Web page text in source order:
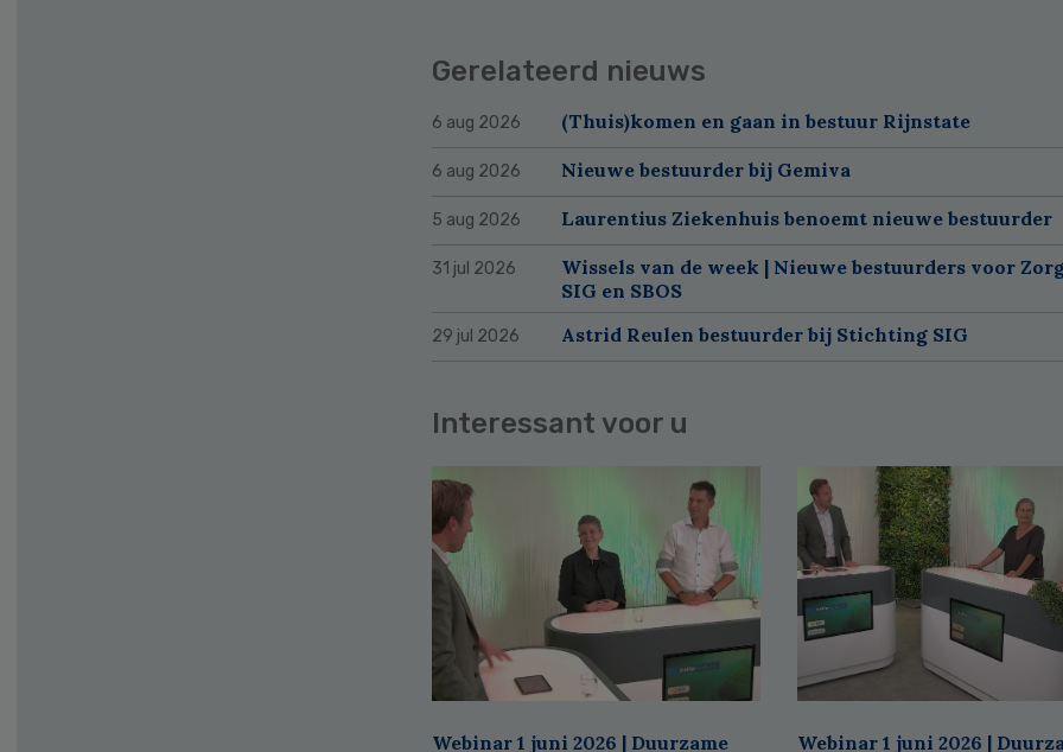
Gerelateerd nieuws
6 aug 2026 (Thuis)komen en gaan in bestuur Rijnstate
6 aug 2026 Nieuwe bestuurder bij Gemiva
5 aug 2026 Laurentius Ziekenhuis benoemt nieuwe bestuurder
31 jul 2026
Wissels van de week | Nieuwe bestuurders voor
SIG en SBOS
29 jul 2026 Astrid Reulen bestuurder bij Stichting SIG
Interessant voor u
Webinar 1 juni 2026 | Duurzame Webinar 1 juni 2026 |